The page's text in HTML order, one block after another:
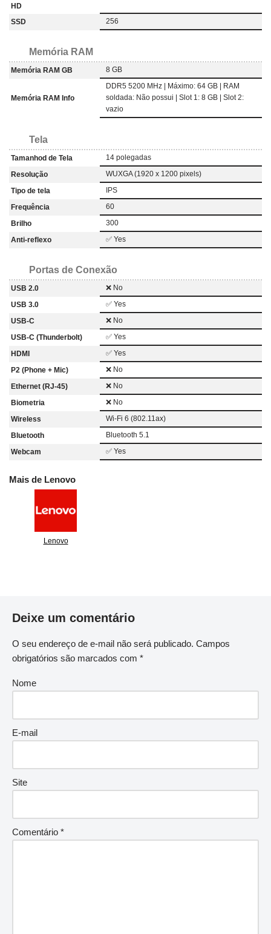
HD
SSD
256
Memória RAM
Memória RAM GB 8 GB
Memória RAM Info
DDR5 5200 MHz | Máximo: 64 GB | RAM
soldada: Não possui | Slot 1: 8 GB | Slot 2:
vazio
Tela
Tamanhod de Tela
14 polegadas
Resolução
WUXGA (1920 x 1200 pixels)
Tipo de tela
IPS
Frequência
60
Brilho
300
Anti-reflexo
✅ Yes
Portas de Conexão
USB 2.0
❌ No
USB 3.0
✅ Yes
USB-C
❌ No
USB-C (Thunderbolt)
✅ Yes
HDMI
✅ Yes
P2 (Phone + Mic)
❌ No
Ethernet (RJ-45)
❌ No
Biometria
❌ No
Wireless
Wi-Fi 6 (802.11ax)
Bluetooth
Bluetooth 5.1
Webcam
✅ Yes
Mais de Lenovo
Lenovo
Deixe um comentário
O seu endereço de e-mail não será publicado. Campos
obrigatórios são marcados com *
Nome
E-mail
Site
Comentário *